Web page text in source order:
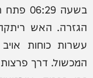
בשעה
הגזרה. האש
עשרות כוחות
המכשול. דרך